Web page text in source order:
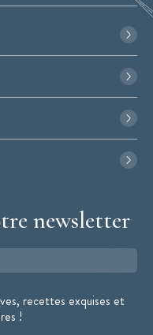
newsletter
recettes exquises et
!